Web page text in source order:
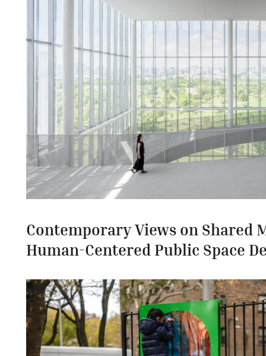
Contemporary Views on Shared
Human-Centered Public Space